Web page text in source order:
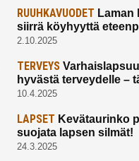
RUUHKAVUODET Laman
siirrä köyhyyttä
2.10.2025
TERVEYS
hyvästä terveydelle –
10.4.2025
LAPSET Kevätaurinko
suojata lapsen silmät!
24.3.2025